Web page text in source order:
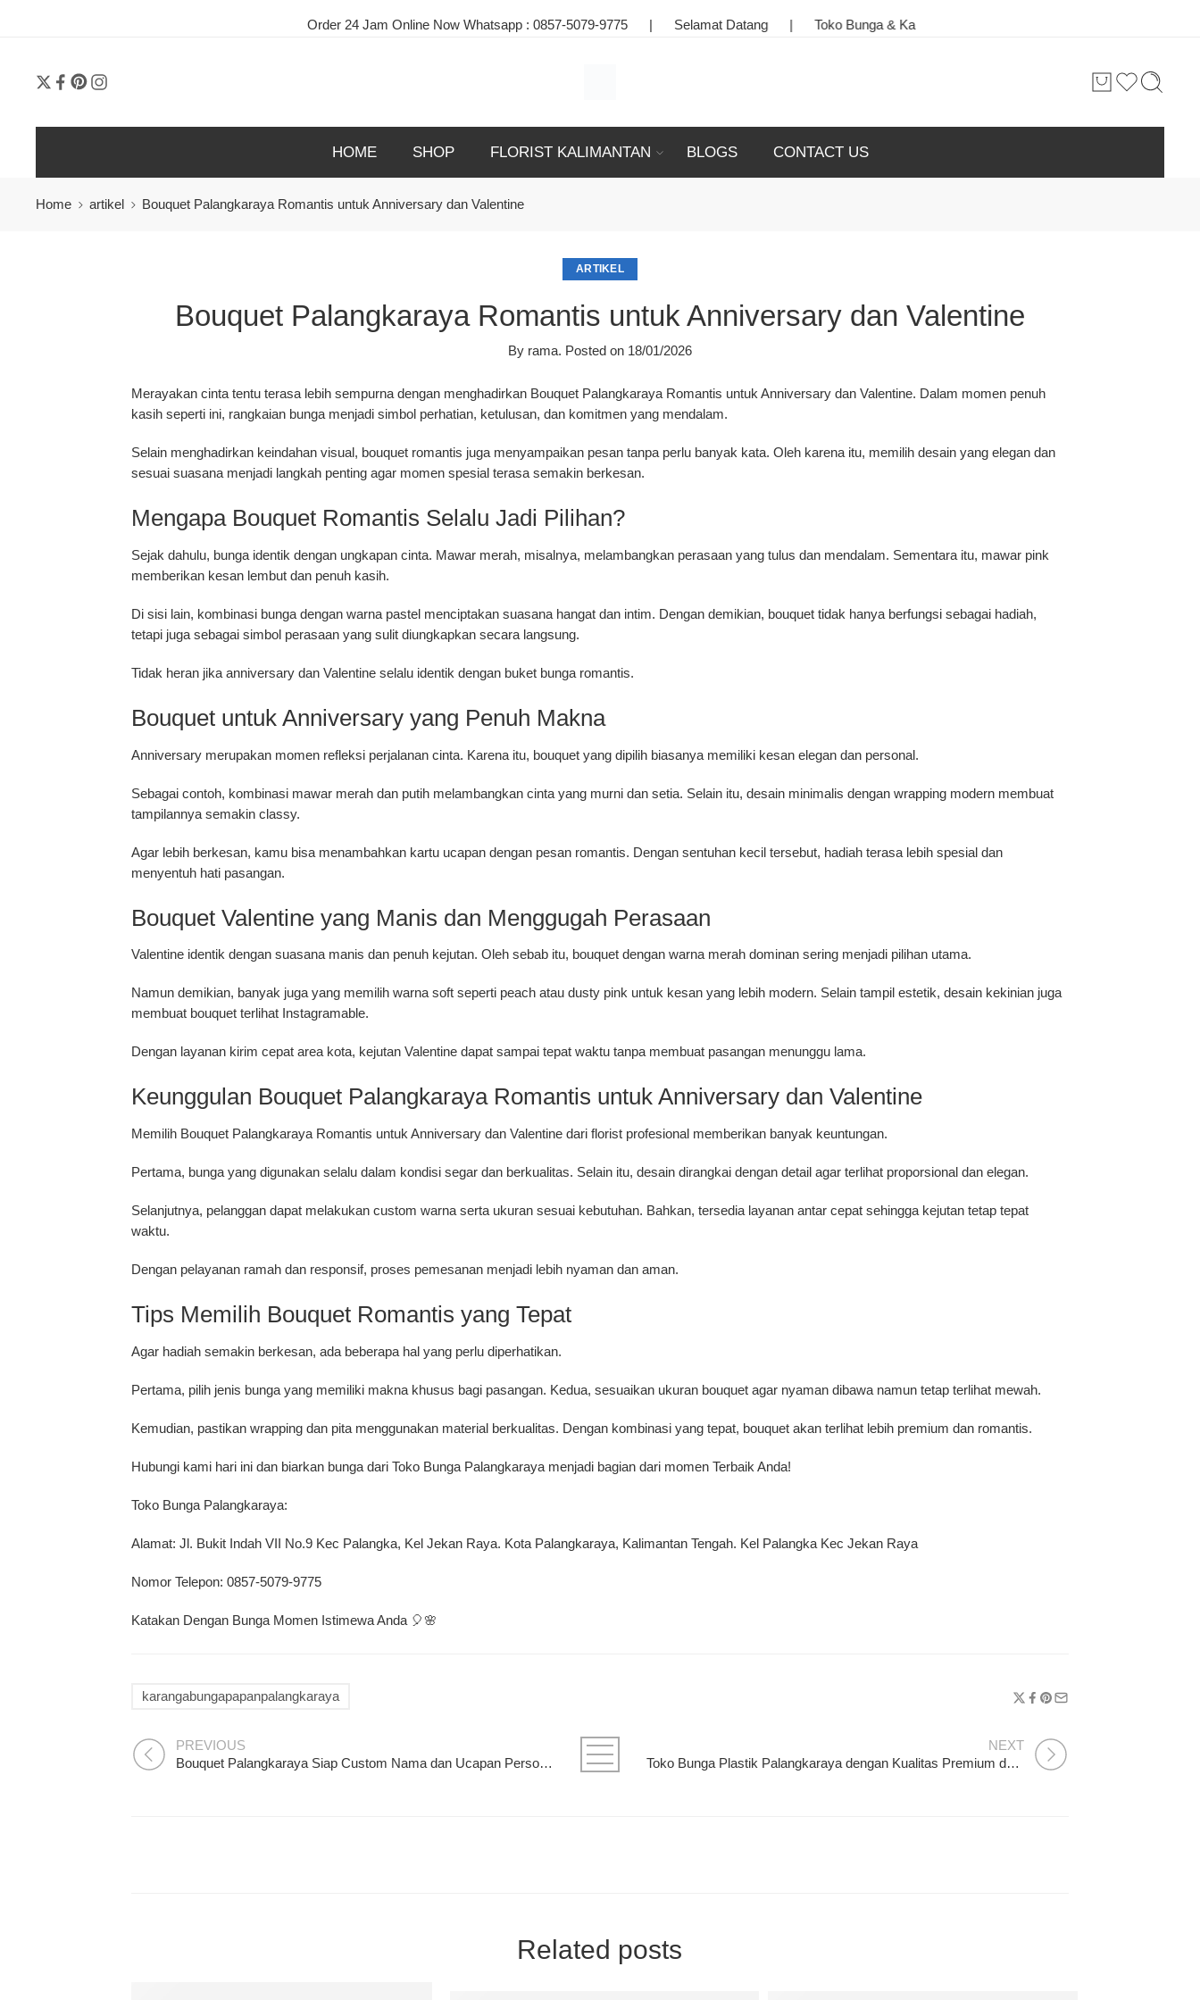
Order 24 Jam Online Now Whatsapp :0857-5079-9775 | Selamat Datang | Toko Bunga & Karangan Bunga Terbaik di Kota Palangkaraya
HOME SHOP FLORIST KALIMANTAN BLOGS CONTACT US
Home artikel Bouquet Palangkaraya Romantis untuk Anniversary dan Valentine
ARTIKEL
Bouquet Palangkaraya Romantis untuk Anniversary dan Valentine
By rama. Posted on 18/01/2026
Merayakan cinta tentu terasa lebih sempurna dengan menghadirkan Bouquet Palangkaraya Romantis untuk Anniversary dan Valentine. Dalam momen penuh
kasih seperti ini, rangkaian bunga menjadi simbol perhatian, ketulusan, dan komitmen yang mendalam.
Selain menghadirkan keindahan visual, bouquet romantis juga menyampaikan pesan tanpa perlu banyak kata. Oleh karena itu, memilih desain yang elegan dan
sesuai suasana menjadi langkah penting agar momen spesial terasa semakin berkesan.
Mengapa Bouquet Romantis Selalu Jadi Pilihan?
Sejak dahulu, bunga identik dengan ungkapan cinta. Mawar merah, misalnya, melambangkan perasaan yang tulus dan mendalam. Sementara itu, mawar pink
memberikan kesan lembut dan penuh kasih.
Di sisi lain, kombinasi bunga dengan warna pastel menciptakan suasana hangat dan intim. Dengan demikian, bouquet tidak hanya berfungsi sebagai hadiah,
tetapi juga sebagai simbol perasaan yang sulit diungkapkan secara langsung.
Tidak heran jika anniversary dan Valentine selalu identik dengan buket bunga romantis.
Bouquet untuk Anniversary yang Penuh Makna
Anniversary merupakan momen refleksi perjalanan cinta. Karena itu, bouquet yang dipilih biasanya memiliki kesan elegan dan personal.
Sebagai contoh, kombinasi mawar merah dan putih melambangkan cinta yang murni dan setia. Selain itu, desain minimalis dengan wrapping modern membuat
tampilannya semakin classy.
Agar lebih berkesan, kamu bisa menambahkan kartu ucapan dengan pesan romantis. Dengan sentuhan kecil tersebut, hadiah terasa lebih spesial dan
menyentuh hati pasangan.
Bouquet Valentine yang Manis dan Menggugah Perasaan
Valentine identik dengan suasana manis dan penuh kejutan. Oleh sebab itu, bouquet dengan warna merah dominan sering menjadi pilihan utama.
Namun demikian, banyak juga yang memilih warna soft seperti peach atau dusty pink untuk kesan yang lebih modern. Selain tampil estetik, desain kekinian juga
membuat bouquet terlihat Instagramable.
Dengan layanan kirim cepat area kota, kejutan Valentine dapat sampai tepat waktu tanpa membuat pasangan menunggu lama.
Keunggulan Bouquet Palangkaraya Romantis untuk Anniversary dan Valentine
Memilih Bouquet Palangkaraya Romantis untuk Anniversary dan Valentine dari florist profesional memberikan banyak keuntungan.
Pertama, bunga yang digunakan selalu dalam kondisi segar dan berkualitas. Selain itu, desain dirangkai dengan detail agar terlihat proporsional dan elegan.
Selanjutnya, pelanggan dapat melakukan custom warna serta ukuran sesuai kebutuhan. Bahkan, tersedia layanan antar cepat sehingga kejutan tetap tepat
waktu.
Dengan pelayanan ramah dan responsif, proses pemesanan menjadi lebih nyaman dan aman.
Tips Memilih Bouquet Romantis yang Tepat
Agar hadiah semakin berkesan, ada beberapa hal yang perlu diperhatikan.
Pertama, pilih jenis bunga yang memiliki makna khusus bagi pasangan. Kedua, sesuaikan ukuran bouquet agar nyaman dibawa namun tetap terlihat mewah.
Kemudian, pastikan wrapping dan pita menggunakan material berkualitas. Dengan kombinasi yang tepat, bouquet akan terlihat lebih premium dan romantis.
Hubungi kami hari ini dan biarkan bunga dari Toko Bunga Palangkaraya menjadi bagian dari momen Terbaik Anda!
Toko Bunga Palangkaraya:
Alamat: Jl. Bukit Indah VII No.9 Kec Palangka, Kel Jekan Raya. Kota Palangkaraya, Kalimantan Tengah. Kel Palangka Kec Jekan Raya
Nomor Telepon: 0857-5079-9775
Katakan Dengan Bunga Momen Istimewa Anda 🎈🌸
karangabungapapanpalangkaraya
PREVIOUS
Bouquet Palangkaraya Siap Custom Nama dan Ucapan Personal
NEXT
Toko Bunga Plastik Palangkaraya dengan Kualitas Premium dan Tampilan Natural
Related posts